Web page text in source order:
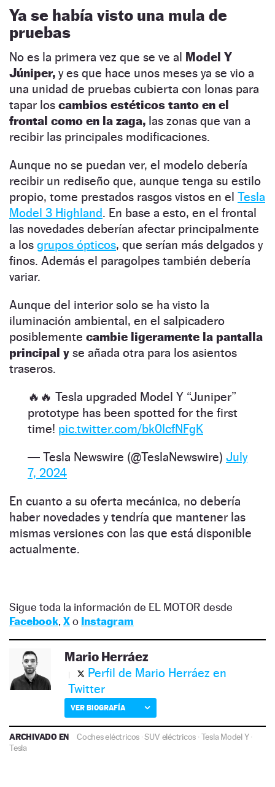
Ya se había visto una mula de
pruebas
No es la primera vez que se ve al Model Y
Júniper, y es que hace unos meses ya se vio a
una unidad de pruebas cubierta con lonas para
tapar los cambios estéticos tanto en el
frontal como en la zaga, las zonas que van a
recibir las principales modificaciones.
Aunque no se puedan ver, el modelo debería
recibir un rediseño que, aunque tenga su estilo
propio, tome prestados rasgos vistos en el Tesla
Model 3 Highland. En base a esto, en el frontal
las novedades deberían afectar principalmente
a los grupos ópticos, que serían más delgados y
finos. Además el paragolpes también debería
variar.
Aunque del interior solo se ha visto la
iluminación ambiental, en el salpicadero
posiblemente cambie ligeramente la pantalla
principal y se añada otra para los asientos
traseros.
🔥🔥 Tesla upgraded Model Y “Juniper”
prototype has been spotted for the first
time! pic.twitter.com/bk0IcfNFgK
— Tesla Newswire (@TeslaNewswire) July
7, 2024
En cuanto a su oferta mecánica, no debería
haber novedades y tendría que mantener las
mismas versiones con las que está disponible
actualmente.
Sigue toda la información de EL MOTOR desde
Facebook, Xo Instagram
Mario Herráez
Perfil de Mario Herráez en
Twitter
VER BIOGRAFÍA
ARCHIVADO EN Coches eléctricos ·SUV eléctricos ·Tesla Model Y·
Tesla